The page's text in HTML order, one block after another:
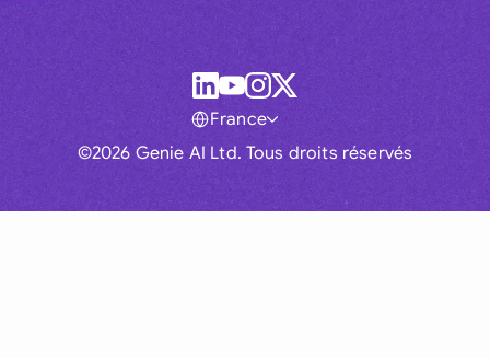
©2026 Genie AI Ltd. Tous droits réservés
France
Global